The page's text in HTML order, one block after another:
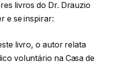
livros do Dr. Drauzio
e se inspirar:
livro, o autor relata
voluntário na Casa de